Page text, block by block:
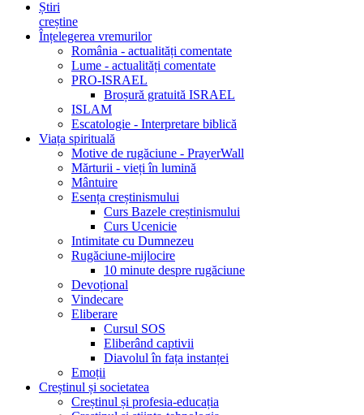
Știri
creștine
Înțelegerea vremurilor
România - actualități comentate
Lume - actualități comentate
PRO-ISRAEL
Broșură gratuită ISRAEL
ISLAM
Escatologie - Interpretare biblică
Viața spirituală
Motive de rugăciune - PrayerWall
Mărturii - vieți în lumină
Mântuire
Esența creștinismului
Curs Bazele creștinismului
Curs Ucenicie
Intimitate cu Dumnezeu
Rugăciune-mijlocire
10 minute despre rugăciune
Devoțional
Vindecare
Eliberare
Cursul SOS
Eliberând captivii
Diavolul în fața instanței
Emoții
Creștinul și societatea
Creștinul și profesia-educația